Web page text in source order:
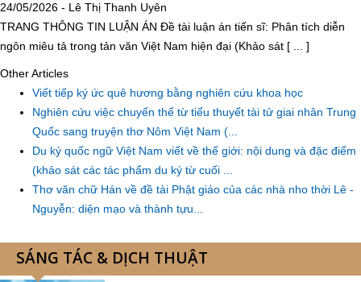
24/05/2026 - Lê Thị Thanh Uyên
TRANG THÔNG TIN LUẬN ÁN Đề tài luận án tiến sĩ: Phân tích diễn
ngôn miêu tả trong tản văn Việt Nam hiện đại (Khảo sát [ ... ]
Other Articles
Viết tiếp ký ức quê hương bằng nghiên cứu khoa học
Nghiên cứu việc chuyển thể từ tiểu thuyết tài tử giai nhân Trung
Quốc sang truyện thơ Nôm Việt Nam (...
Du ký quốc ngữ Việt Nam viết về thế giới: nội dung và đặc điểm
(khảo sát các tác phẩm du ký từ cuối ...
Thơ văn chữ Hán về đề tài Phật giáo của các nhà nho thời Lê -
Nguyễn: diện mạo và thành tựu...
SÁNG TÁC & DỊCH THUẬT